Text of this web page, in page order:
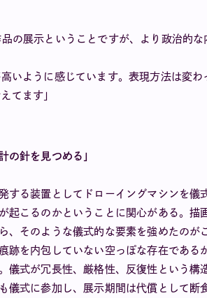
の展示ということですが、より政治的
ように感じています。表現方法は変
てます」
の針を見つめる」
する装置としてドローイングマシンを
起こるのかということに関心がある。
、そのような儀式的な要素を強めたの
跡を内包していない空っぽな存在であ
儀式が冗長性、厳格性、反復性という
儀式に参加し、展示期間は代償として